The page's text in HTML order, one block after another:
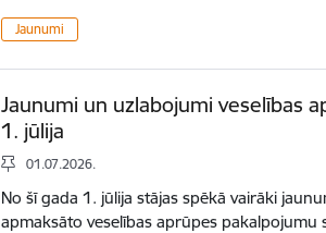
Jaunumi
Jaunumi un uzlabojumi veselības
1. jūlija
01.07.2026.
No šī gada 1. jūlija stājas spēkā vairāki
apmaksāto veselības aprūpes pakalpojumu